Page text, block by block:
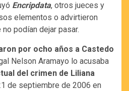
Encripdata, otros jueces y
elementos o advirtieron
podían dejar pasar.
por ocho años a Castedo
Nelson Aramayo lo acusaba
del crimen de Liliana
de septiembre de 2006 en